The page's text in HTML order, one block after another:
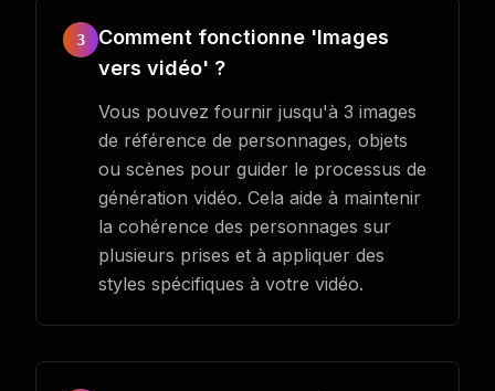
3
Comment fonctionne 'Images
vers vidéo' ?
Vous pouvez fournir jusqu'à 3 images
de référence de personnages, objets
ou scènes pour guider le processus de
génération vidéo. Cela aide à maintenir
la cohérence des personnages sur
plusieurs prises et à appliquer des
styles spécifiques à votre vidéo.